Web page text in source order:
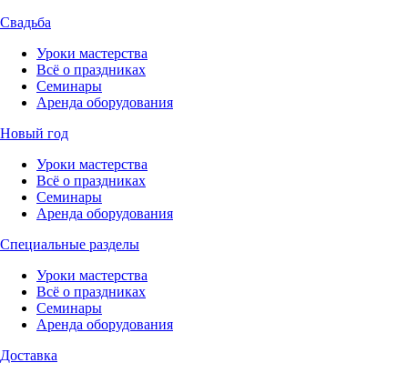
Свадьба
Уроки мастерства
Всё о праздниках
Семинары
Аренда оборудования
Новый год
Уроки мастерства
Всё о праздниках
Семинары
Аренда оборудования
Специальные разделы
Уроки мастерства
Всё о праздниках
Семинары
Аренда оборудования
Доставка